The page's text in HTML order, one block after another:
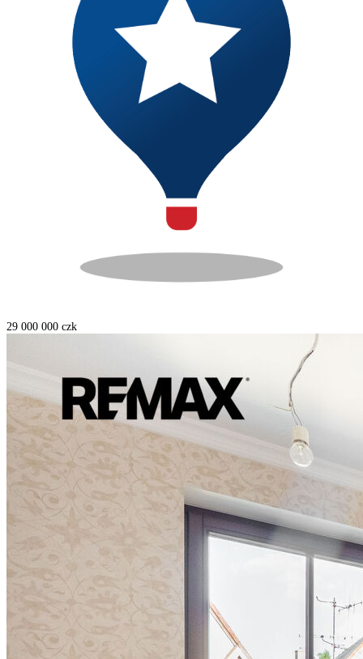
29 000 000 czk